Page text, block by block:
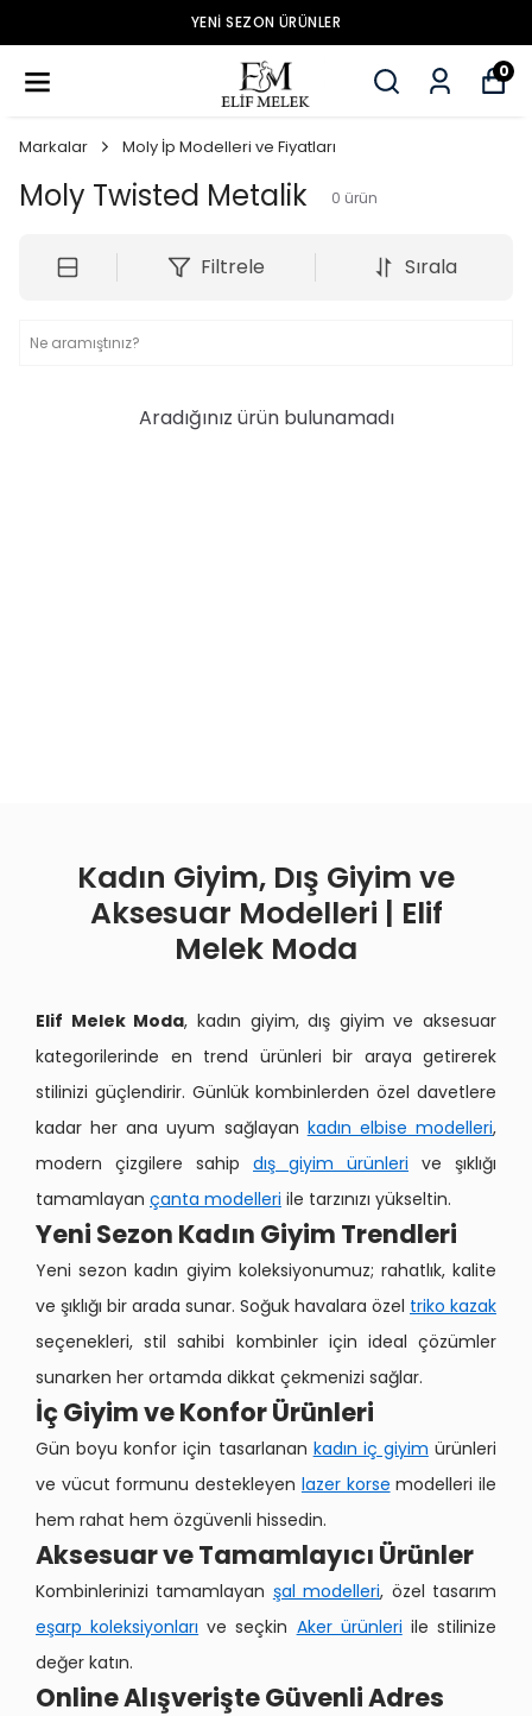
YENİ SEZON ÜRÜNLER
0
Markalar Moly İp Modelleri ve Fiyatları
Moly Twisted Metalik 0 ürün
Filtrele Sırala
Aradığınız ürün bulunamadı
Kadın Giyim, Dış Giyim ve
Aksesuar Modelleri | Elif
Melek Moda
Elif Melek Moda, kadın giyim, dış giyim ve aksesuar
kategorilerinde en trend ürünleri bir araya getirerek
stilinizi güçlendirir. Günlük kombinlerden özel davetlere
kadar her ana uyum sağlayan kadın elbise modelleri,
modern çizgilere sahip dış giyim ürünleri ve şıklığı
tamamlayan çanta modelleri ile tarzınızı yükseltin.
Yeni Sezon Kadın Giyim Trendleri
Yeni sezon kadın giyim koleksiyonumuz; rahatlık, kalite
ve şıklığı bir arada sunar. Soğuk havalara özel triko kazak
seçenekleri, stil sahibi kombinler için ideal çözümler
sunarken her ortamda dikkat çekmenizi sağlar.
İç Giyim ve Konfor Ürünleri
Gün boyu konfor için tasarlanan kadın iç giyim ürünleri
ve vücut formunu destekleyen lazer korse modelleri ile
hem rahat hem özgüvenli hissedin.
Aksesuar ve Tamamlayıcı Ürünler
Kombinlerinizi tamamlayan şal modelleri, özel tasarım
eşarp koleksiyonları ve seçkin Aker ürünleri ile stilinize
değer katın.
Online Alışverişte Güvenli Adres